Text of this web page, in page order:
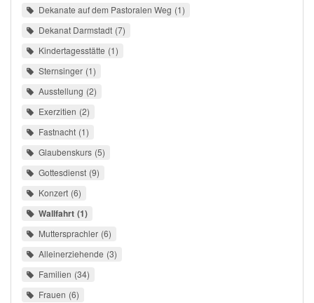
Dekanate auf dem Pastoralen Weg 1
Dekanat Darmstadt 7
Kindertagesstätte 1
Sternsinger 1
Ausstellung 2
Exerzitien 2
Fastnacht 1
Glaubenskurs 5
Gottesdienst 9
Konzert 6
Wallfahrt 1
Muttersprachler 6
Alleinerziehende 3
Familien 34
Frauen 6